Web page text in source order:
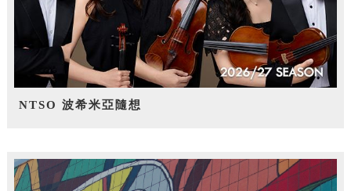
NTSO 波希米亞隨想